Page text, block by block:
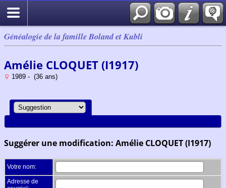
Généalogie de la famille Boland et Kubli
Amélie CLOQUET (I1917)
1989 - (36 ans)
Suggérer une modification: Amélie CLOQUET (I1917)
Votre nom:
Adresse de